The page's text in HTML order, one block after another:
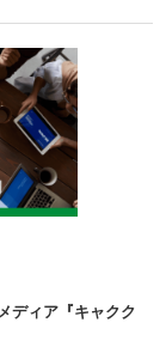
ディア『キャクク